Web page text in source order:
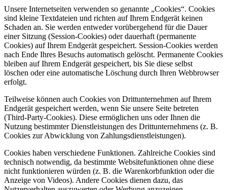
Unsere Internetseiten verwenden so genannte „Cookies“. Cookies
sind kleine Textdateien und richten auf Ihrem Endgerät keinen
Schaden an. Sie werden entweder vorübergehend für die Dauer
einer Sitzung (Session-Cookies) oder dauerhaft (permanente
Cookies) auf Ihrem Endgerät gespeichert. Session-Cookies werden
nach Ende Ihres Besuchs automatisch gelöscht. Permanente Cookies
bleiben auf Ihrem Endgerät gespeichert, bis Sie diese selbst
löschen oder eine automatische Löschung durch Ihren Webbrowser
erfolgt.
Teilweise können auch Cookies von Drittunternehmen auf Ihrem
Endgerät gespeichert werden, wenn Sie unsere Seite betreten
(Third-Party-Cookies). Diese ermöglichen uns oder Ihnen die
Nutzung bestimmter Dienstleistungen des Drittunternehmens (z. B.
Cookies zur Abwicklung von Zahlungsdienstleistungen).
Cookies haben verschiedene Funktionen. Zahlreiche Cookies sind
technisch notwendig, da bestimmte Websitefunktionen ohne diese
nicht funktionieren würden (z. B. die Warenkorbfunktion oder die
Anzeige von Videos). Andere Cookies dienen dazu, das